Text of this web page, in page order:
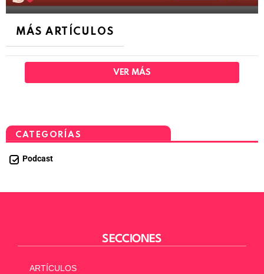
MÁS ARTÍCULOS
VER MÁS
CATEGORÍAS
Podcast
SECCIONES
ARTÍCULOS